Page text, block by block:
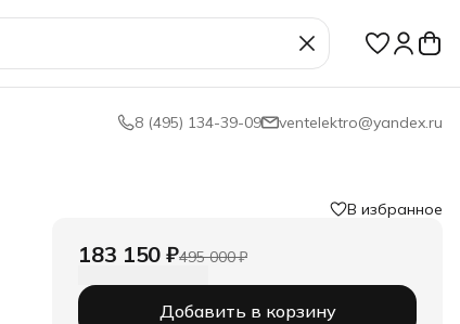
8 (495) 134-39-09 ventelektro@yandex.ru
В избранное
183 150 ₽495 000 ₽
Добавить в корзину